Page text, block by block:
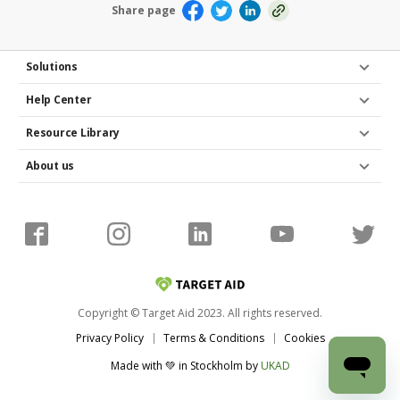
Share page
Solutions
Help Center
Resource Library
About us
Copyright © Target Aid 2023. All rights reserved.
Privacy Policy
Terms & Conditions
Cookies
Made with 💚 in Stockholm by UKAD